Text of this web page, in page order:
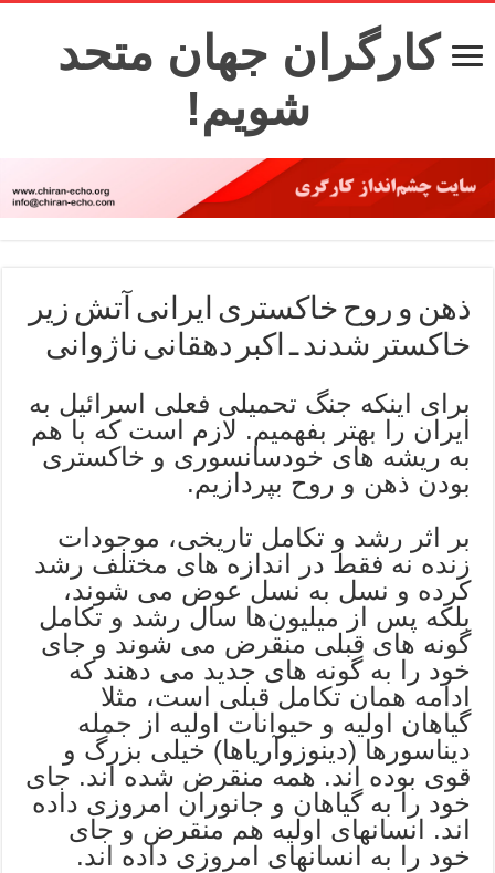
کارگران جهان متحد
شویم!
ذهن و روح خاکستری ایرانی آتش زیر
خاکستر شدند ـ اکبر دهقانی ناژوانی
برای اینکه جنگ تحمیلی فعلی اسرائیل به
ایران را بهتر بفهمیم. لازم است که با هم
به ریشه های خودسانسوری و خاکستری
بودن ذهن و روح بپردازیم.
بر اثر رشد و تکامل تاريخی، موجودات
زنده نه فقط در اندازه های مختلف رشد
کرده و نسل به نسل عوض می شوند،
بلکه پس از میلیون‌ها سال رشد و تکامل
گونه های قبلی منقرض می شوند و جای
خود را به گونه های جدید می دهند که
ادامه همان تکامل قبلی است، مثلا
گیاهان اولیه و حیوانات اولیه از جمله
دیناسورها (دینوزوآریاها) خیلی بزرگ و
قوی بوده اند. همه منقرض شده اند. جای
خود را به گیاهان و جانوران امروزی داده
اند. انسانهای اولیه هم منقرض و جای
خود را به انسانهای امروزی داده اند.